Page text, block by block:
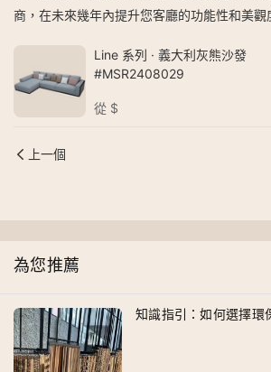
商，在未來幾年內提​​升您客廳的功能性和美觀
Line 系列 · 義大利灰熊沙發
#MSR2408029
從 $
上一個
為您推薦
知識指引：如何選擇環